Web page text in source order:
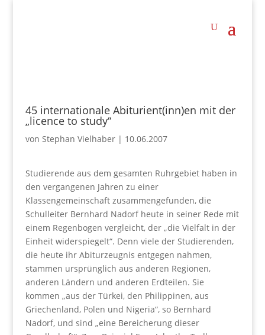
45 internationale Abiturient(inn)en mit der
„licence to study“
von Stephan Vielhaber| 10.06.2007
Studierende aus dem gesamten Ruhrgebiet haben in
den vergangenen Jahren zu einer
Klassengemeinschaft zusammengefunden, die
Schulleiter Bernhard Nadorf heute in seiner Rede mit
einem Regenbogen vergleicht, der „die Vielfalt in der
Einheit widerspiegelt“. Denn viele der Studierenden,
die heute ihr Abiturzeugnis entgegen nahmen,
stammen ursprünglich aus anderen Regionen,
anderen Ländern und anderen Erdteilen. Sie
kommen „aus der Türkei, den Philippinen, aus
Griechenland, Polen und Nigeria“, so Bernhard
Nadorf, und sind „eine Bereicherung dieser